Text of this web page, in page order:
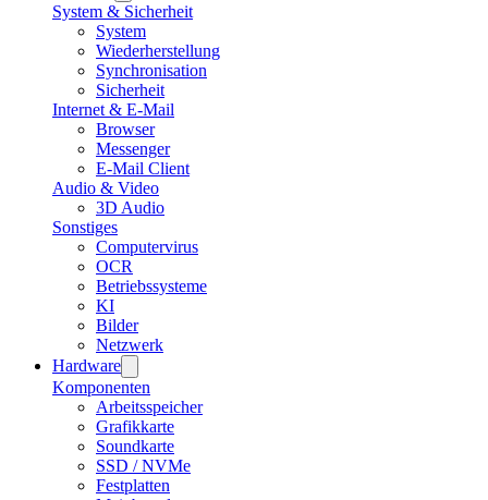
System & Sicherheit
System
Wiederherstellung
Synchronisation
Sicherheit
Internet & E-Mail
Browser
Messenger
E-Mail Client
Audio & Video
3D Audio
Sonstiges
Computervirus
OCR
Betriebssysteme
KI
Bilder
Netzwerk
Hardware
Komponenten
Arbeitsspeicher
Grafikkarte
Soundkarte
SSD / NVMe
Festplatten